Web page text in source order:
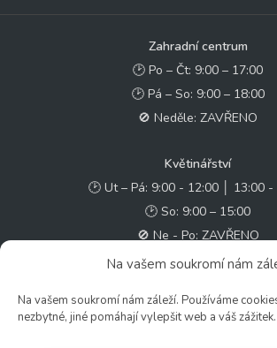
Na vašem soukromí nám
Na vašem soukromí nám záleží. Používáme
nezbytné, jiné pomáhají vylepšit web a váš zážitek.
Zahradní centrum
🕑 Po – Čt: 9:00 – 17:00
🕑 Pá – So: 9:00 – 18:00
🚫 Neděle: ZAVŘENO
Květinářství
🕑 Ut – Pá: 9:00 - 12:00 │ 13:00 -
🕑 So: 9:00 – 15:00
🚫 Ne - Po: ZAVŘENO
✉️ e-shop@zcstrakovo.cz